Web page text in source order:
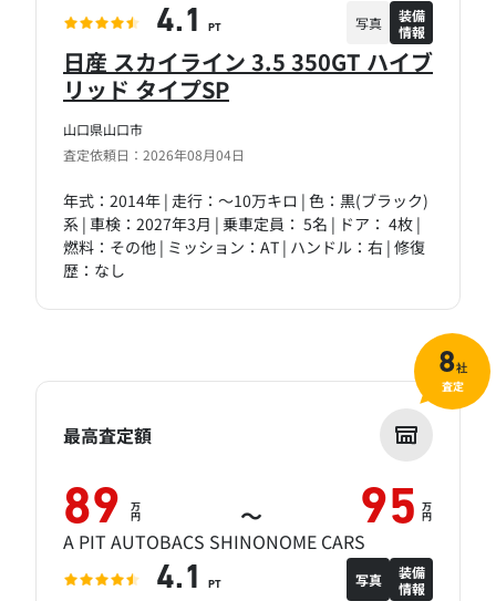
山口県山口市
査定依頼日：2026年08月04日
日産 スカイライン 3.5 350GT ハイブ
リッド タイプSP
年式：2014年 | 走行：～10万キロ | 色：黒(ブラック)
系 | 車検：2027年3月 | 乗車定員： 5名 | ドア： 4枚 |
燃料：その他 | ミッション：AT | ハンドル：右 | 修復
歴：なし
4.1 PT 写真
装備
情報
最高査定額
89 万
円 ～ 95 万
円
A PIT AUTOBACS SHINONOME CARS
4.1 PT 写真
装備
情報
8社
査定